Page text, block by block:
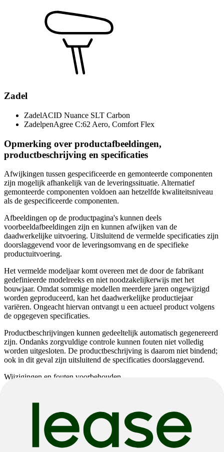
Zadel
ZadelACID Nuance SLT Carbon
ZadelpenAgree C:62 Aero, Comfort Flex
Opmerking over productafbeeldingen,
productbeschrijving en specificaties
Afwijkingen tussen gespecificeerde en gemonteerde componenten
zijn mogelijk afhankelijk van de leveringssituatie. Alternatief
gemonteerde componenten voldoen aan hetzelfde kwaliteitsniveau
als de gespecificeerde componenten.
Afbeeldingen op de productpagina's kunnen deels
voorbeeldafbeeldingen zijn en kunnen afwijken van de
daadwerkelijke uitvoering. Uitsluitend de vermelde specificaties zijn
doorslaggevend voor de leveringsomvang en de specifieke
productuitvoering.
Het vermelde modeljaar komt overeen met de door de fabrikant
gedefinieerde modelreeks en niet noodzakelijkerwijs met het
bouwjaar. Omdat sommige modellen meerdere jaren ongewijzigd
worden geproduceerd, kan het daadwerkelijke productiejaar
variëren. Ongeacht hiervan ontvangt u een actueel product volgens
de opgegeven specificaties.
Productbeschrijvingen kunnen gedeeltelijk automatisch gegenereerd
zijn. Ondanks zorgvuldige controle kunnen fouten niet volledig
worden uitgesloten. De productbeschrijving is daarom niet bindend;
ook in dit geval zijn uitsluitend de specificaties doorslaggevend.
Wijzigingen en fouten voorbehouden.
Agree C:62 SLT